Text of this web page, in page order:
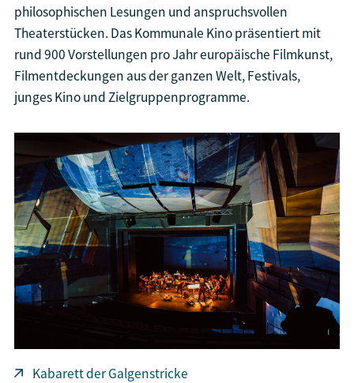
philosophischen Lesungen und anspruchsvollen
Theaterstücken. Das Kommunale Kino präsentiert mit
rund 900 Vorstellungen pro Jahr europäische Filmkunst,
Filmentdeckungen aus der ganzen Welt, Festivals,
junges Kino und Zielgruppenprogramme.
Kabarett der Galgenstricke